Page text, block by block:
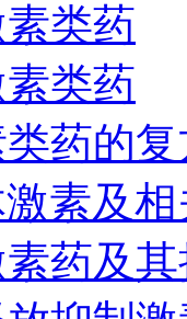
类药
类药
药的
素及
药及